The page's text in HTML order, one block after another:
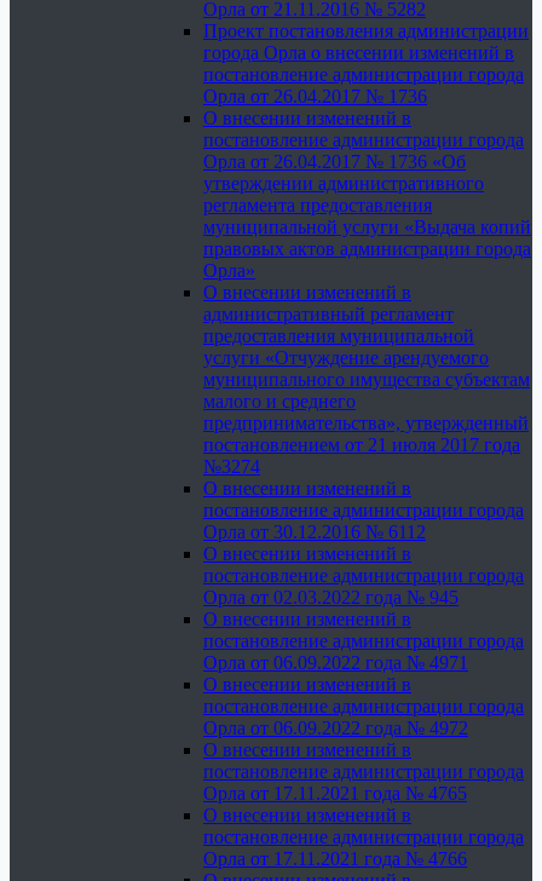
Орла от 21.11.2016 № 5282
Проект постановления администрации
города Орла о внесении изменений в
постановление администрации города
Орла от 26.04.2017 № 1736
О внесении изменений в
постановление администрации города
Орла от 26.04.2017 № 1736 «Об
утверждении административного
регламента предоставления
муниципальной услуги «Выдача копий
правовых актов администрации города
Орла»
О внесении изменений в
административный регламент
предоставления муниципальной
услуги «Отчуждение арендуемого
муниципального имущества субъектам
малого и среднего
предпринимательства», утвержденный
постановлением от 21 июля 2017 года
№3274
О внесении изменений в
постановление администрации города
Орла от 30.12.2016 № 6112
О внесении изменений в
постановление администрации города
Орла от 02.03.2022 года № 945
О внесении изменений в
постановление администрации города
Орла от 06.09.2022 года № 4971
О внесении изменений в
постановление администрации города
Орла от 06.09.2022 года № 4972
О внесении изменений в
постановление администрации города
Орла от 17.11.2021 года № 4765
О внесении изменений в
постановление администрации города
Орла от 17.11.2021 года № 4766